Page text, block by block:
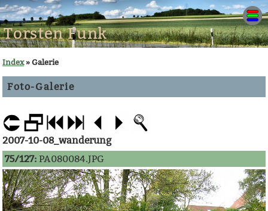
Torsten Funk
Index» Galerie
Foto-Galerie
2007-10-08_wanderung
75/127: PA080084.JPG